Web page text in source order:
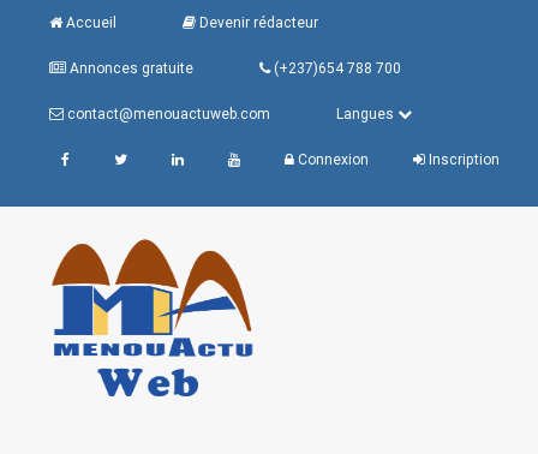
Accueil Devenir rédacteur
Annonces gratuite (+237)654 788 700
contact@menouactuweb.com Langues
Connexion Inscription